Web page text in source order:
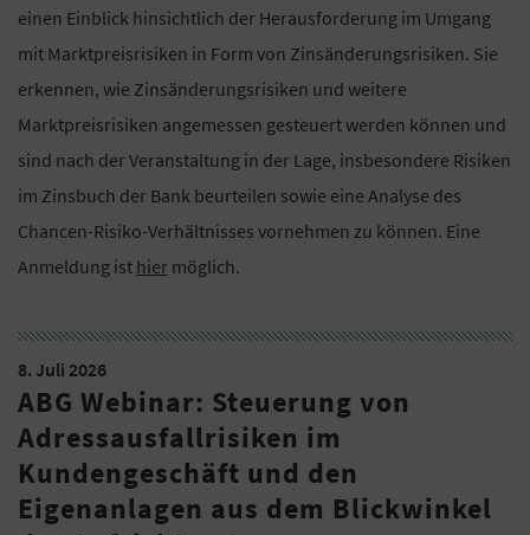
einen Einblick hinsichtlich der Herausforderung im Umgang
mit Marktpreisrisiken in Form von Zinsänderungsrisiken. Sie
erkennen, wie Zinsänderungsrisiken und weitere
Marktpreisrisiken angemessen gesteuert werden können und
sind nach der Veranstaltung in der Lage, insbesondere Risiken
im Zinsbuch der Bank beurteilen sowie eine Analyse des
Chancen-Risiko-Verhältnisses vornehmen zu können. Eine
Anmeldung ist hier möglich.
8. Juli 2026
ABG Webinar: Steuerung von
Adressausfallrisiken im
Kundengeschäft und den
Eigenanlagen aus dem Blickwinkel